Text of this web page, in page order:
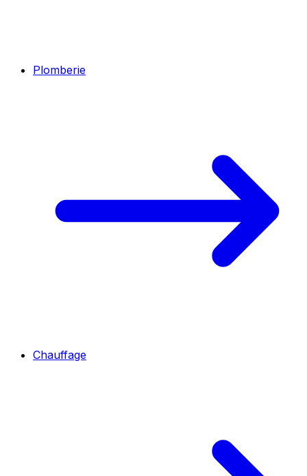
Plomberie
Chauffage